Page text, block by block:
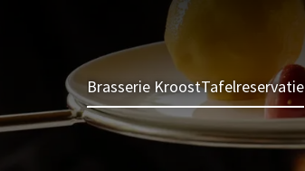
Brasserie KroostTafelreservatie